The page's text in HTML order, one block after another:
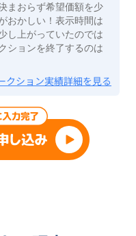
まおらず希望価額を少
おかしい！表示時間は
し上がっていたのでは
ションを終了するのは
クション実績詳細を見る